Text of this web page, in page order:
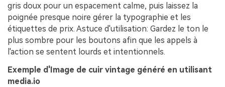
gris doux pour un espacement calme, puis laissez la
poignée presque noire gérer la typographie et les
étiquettes de prix. Astuce d'utilisation: Gardez le ton le
plus sombre pour les boutons afin que les appels à
l'action se sentent lourds et intentionnels.
Exemple d'Image de cuir vintage généré en utilisant
media.io